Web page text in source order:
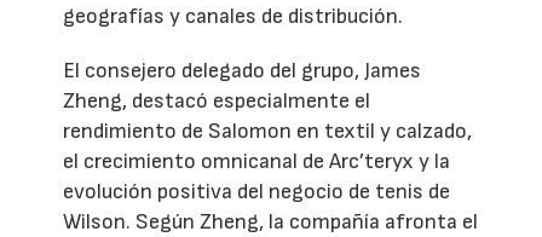
geografías y canales de distribución.
El consejero delegado del grupo, James
Zheng, destacó especialmente el
rendimiento de Salomon en textil y calzado,
el crecimiento omnicanal de Arc’teryx y la
evolución positiva del negocio de tenis de
Wilson. Según Zheng, la compañía afronta el